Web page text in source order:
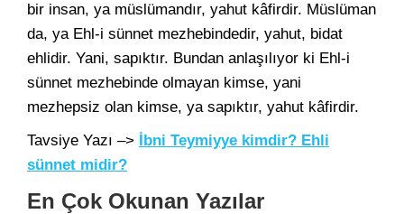
bir insan, ya müslümandır, yahut kâfirdir. Müslüman
da, ya Ehl-i sünnet mezhebindedir, yahut, bidat
ehlidir. Yani, sapıktır. Bundan anlaşılıyor ki Ehl-i
sünnet mezhebinde olmayan kimse, yani
mezhepsiz olan kimse, ya sapıktır, yahut kâfirdir.
Tavsiye Yazı –> İbni Teymiyye kimdir? Ehli
sünnet midir?
En Çok Okunan Yazılar